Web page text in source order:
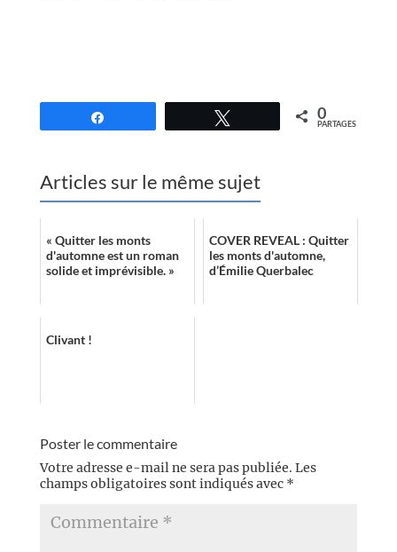
0
PARTAGES
Articles sur le même sujet
« Quitter les monts
d'automne est un roman
solide et imprévisible. »
COVER REVEAL : Quitter
les monts d'automne,
d’Émilie Querbalec
Clivant !
Poster le commentaire
Votre adresse e-mail ne sera pas publiée. Les
champs obligatoires sont indiqués avec *